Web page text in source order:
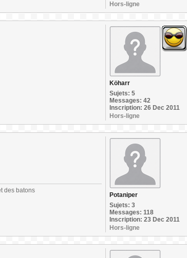
Hors-ligne
Köharr
Sujets: 5
Messages: 42
Inscription: 26 Dec 2011
Hors-ligne
des batons
Potaniper
Sujets: 3
Messages: 118
Inscription: 23 Dec 2011
Hors-ligne